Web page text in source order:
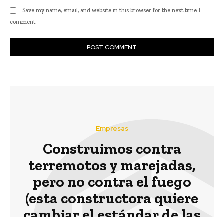
Save my name, email, and website in this browser for the next time I
comment.